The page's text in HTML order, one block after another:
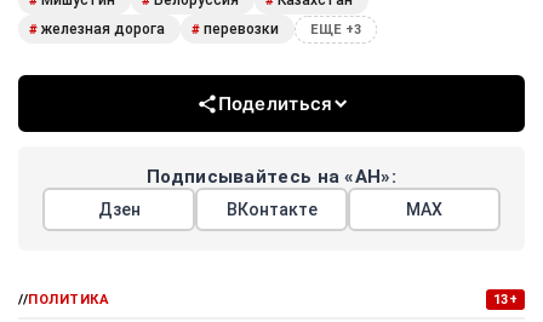
# железная дорога # перевозки ЕЩЕ +3
Поделиться
Подписывайтесь на «АН»:
Дзен ВКонтакте МАХ
//ПОЛИТИКА 13+